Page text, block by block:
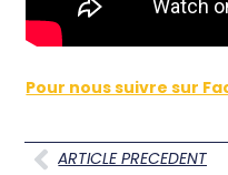
Pour nous suivre sur
ARTICLE PRECEDENT